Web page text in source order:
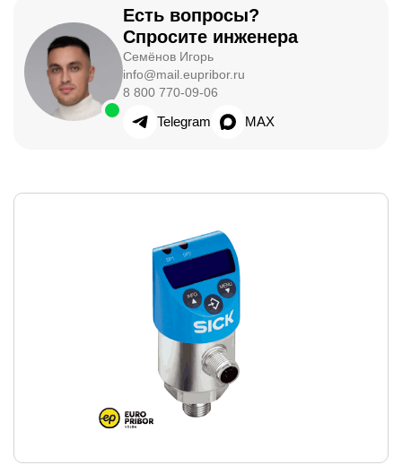
Есть вопросы?
Спросите инженера
Семёнов Игорь
info@mail.eupribor.ru
8 800 770-09-06
Telegram MAX